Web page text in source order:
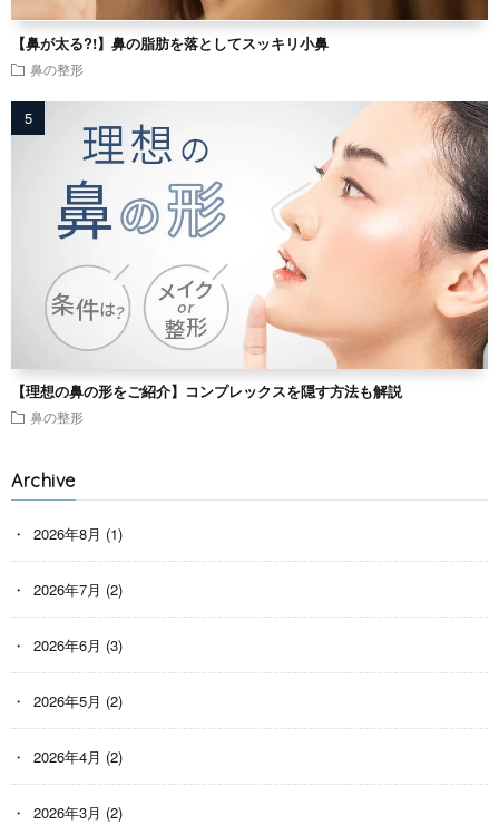
【鼻が太る?!】鼻の脂肪を落としてスッキリ小鼻
鼻の整形
【理想の鼻の形をご紹介】コンプレックスを隠す方法も解説
鼻の整形
Archive
2026年8月 (1)
2026年7月 (2)
2026年6月 (3)
2026年5月 (2)
2026年4月 (2)
2026年3月 (2)